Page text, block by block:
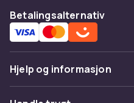
har et stort sortiment
Hos CDON finner du
LEGO, Barbie og
konkurransedyktige
og enkel retur.
Betalingsalternativ
Hjelp og informasjon
Vanlige spørsmål